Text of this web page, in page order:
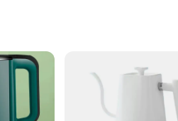
kitchen but also a reliable tool for